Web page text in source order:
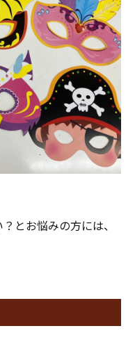
とお悩みの方には、